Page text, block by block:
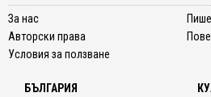
За нас
Авторски права
Условия за ползване
БЪЛГАРИЯ